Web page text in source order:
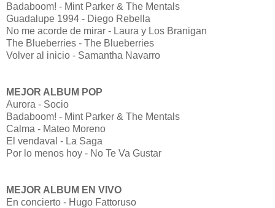
Badaboom! - Mint Parker & The Mentals
Guadalupe 1994 - Diego Rebella
No me acorde de mirar - Laura y Los Branigan
The Blueberries - The Blueberries
Volver al inicio - Samantha Navarro
MEJOR ALBUM POP
Aurora - Socio
Badaboom! - Mint Parker & The Mentals
Calma - Mateo Moreno
El vendaval - La Saga
Por lo menos hoy - No Te Va Gustar
MEJOR ALBUM EN VIVO
En concierto - Hugo Fattoruso